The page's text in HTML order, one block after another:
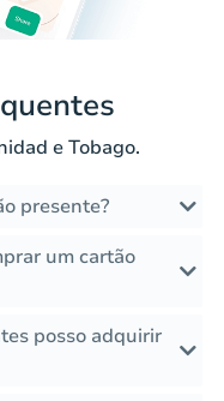
e Tobago.
presente?
um cartão
posso adquirir